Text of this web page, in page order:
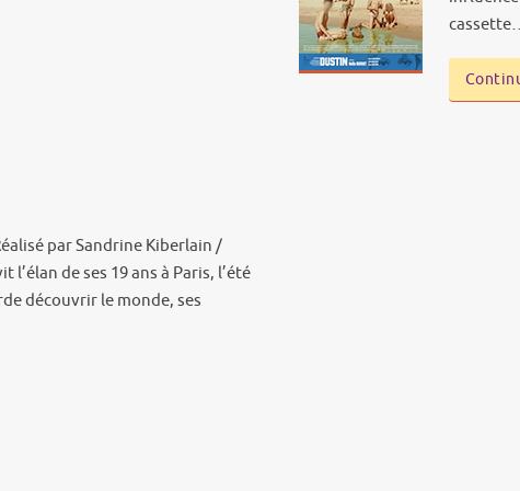
par Sandrine Kiberlain /
l’élan de ses 19 ans à Paris, l’été
découvrir le monde, ses